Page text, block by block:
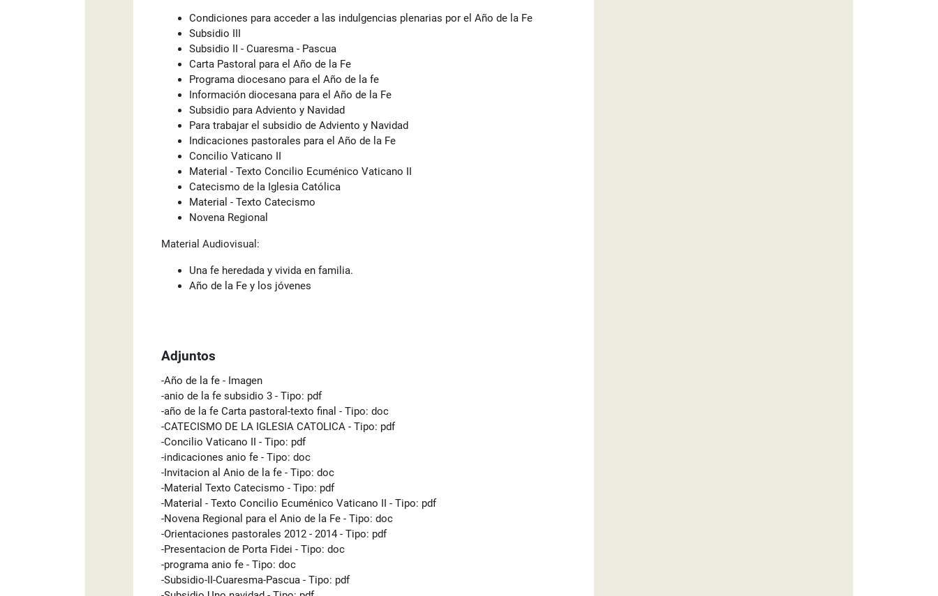
Condiciones para acceder a las indulgencias plenarias por el Año de la Fe
Subsidio III
Subsidio II - Cuaresma - Pascua
Carta Pastoral para el Año de la Fe
Programa diocesano para el Año de la fe
Información diocesana para el Año de la Fe
Subsidio para Adviento y Navidad
Para trabajar el subsidio de Adviento y Navidad
Indicaciones pastorales para el Año de la Fe
Concilio Vaticano II
Material - Texto Concilio Ecuménico Vaticano II
Catecismo de la Iglesia Católica
Material - Texto Catecismo
Novena Regional
Material Audiovisual:
Una fe heredada y vivida en familia.
Año de la Fe y los jóvenes
Adjuntos
-Año de la fe - Imagen
-anio de la fe subsidio 3 - Tipo: pdf
-año de la fe Carta pastoral-texto final - Tipo: doc
-CATECISMO DE LA IGLESIA CATOLICA - Tipo: pdf
-Concilio Vaticano II - Tipo: pdf
-indicaciones anio fe - Tipo: doc
-Invitacion al Anio de la fe - Tipo: doc
-Material Texto Catecismo - Tipo: pdf
-Material - Texto Concilio Ecuménico Vaticano II - Tipo: pdf
-Novena Regional para el Anio de la Fe - Tipo: doc
-Orientaciones pastorales 2012 - 2014 - Tipo: pdf
-Presentacion de Porta Fidei - Tipo: doc
-programa anio fe - Tipo: doc
-Subsidio-II-Cuaresma-Pascua - Tipo: pdf